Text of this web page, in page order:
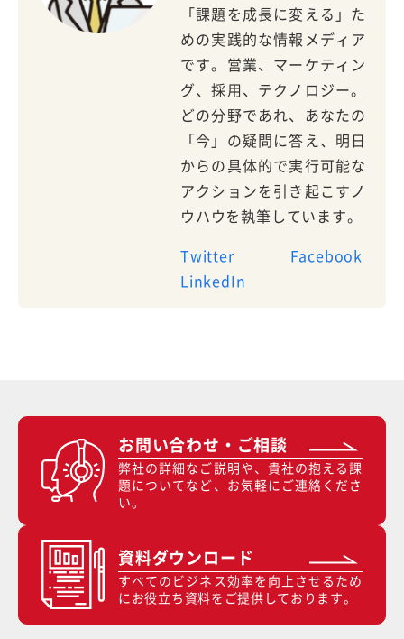
「課題を成長に変える」た
めの実践的な情報メディア
です。営業、マーケティン
グ、採用、テクノロジー。
どの分野であれ、あなたの
「今」の疑問に答え、明日
からの具体的で実行可能な
アクションを引き起こすノ
ウハウを執筆しています。
Twitter
Facebook
LinkedIn
お問い合わせ・ご相談
弊社の詳細なご説明や、貴社の抱える課
題についてなど、お気軽にご連絡くださ
い。
資料ダウンロード
すべてのビジネス効率を向上させるため
にお役立ち資料をご提供しております。